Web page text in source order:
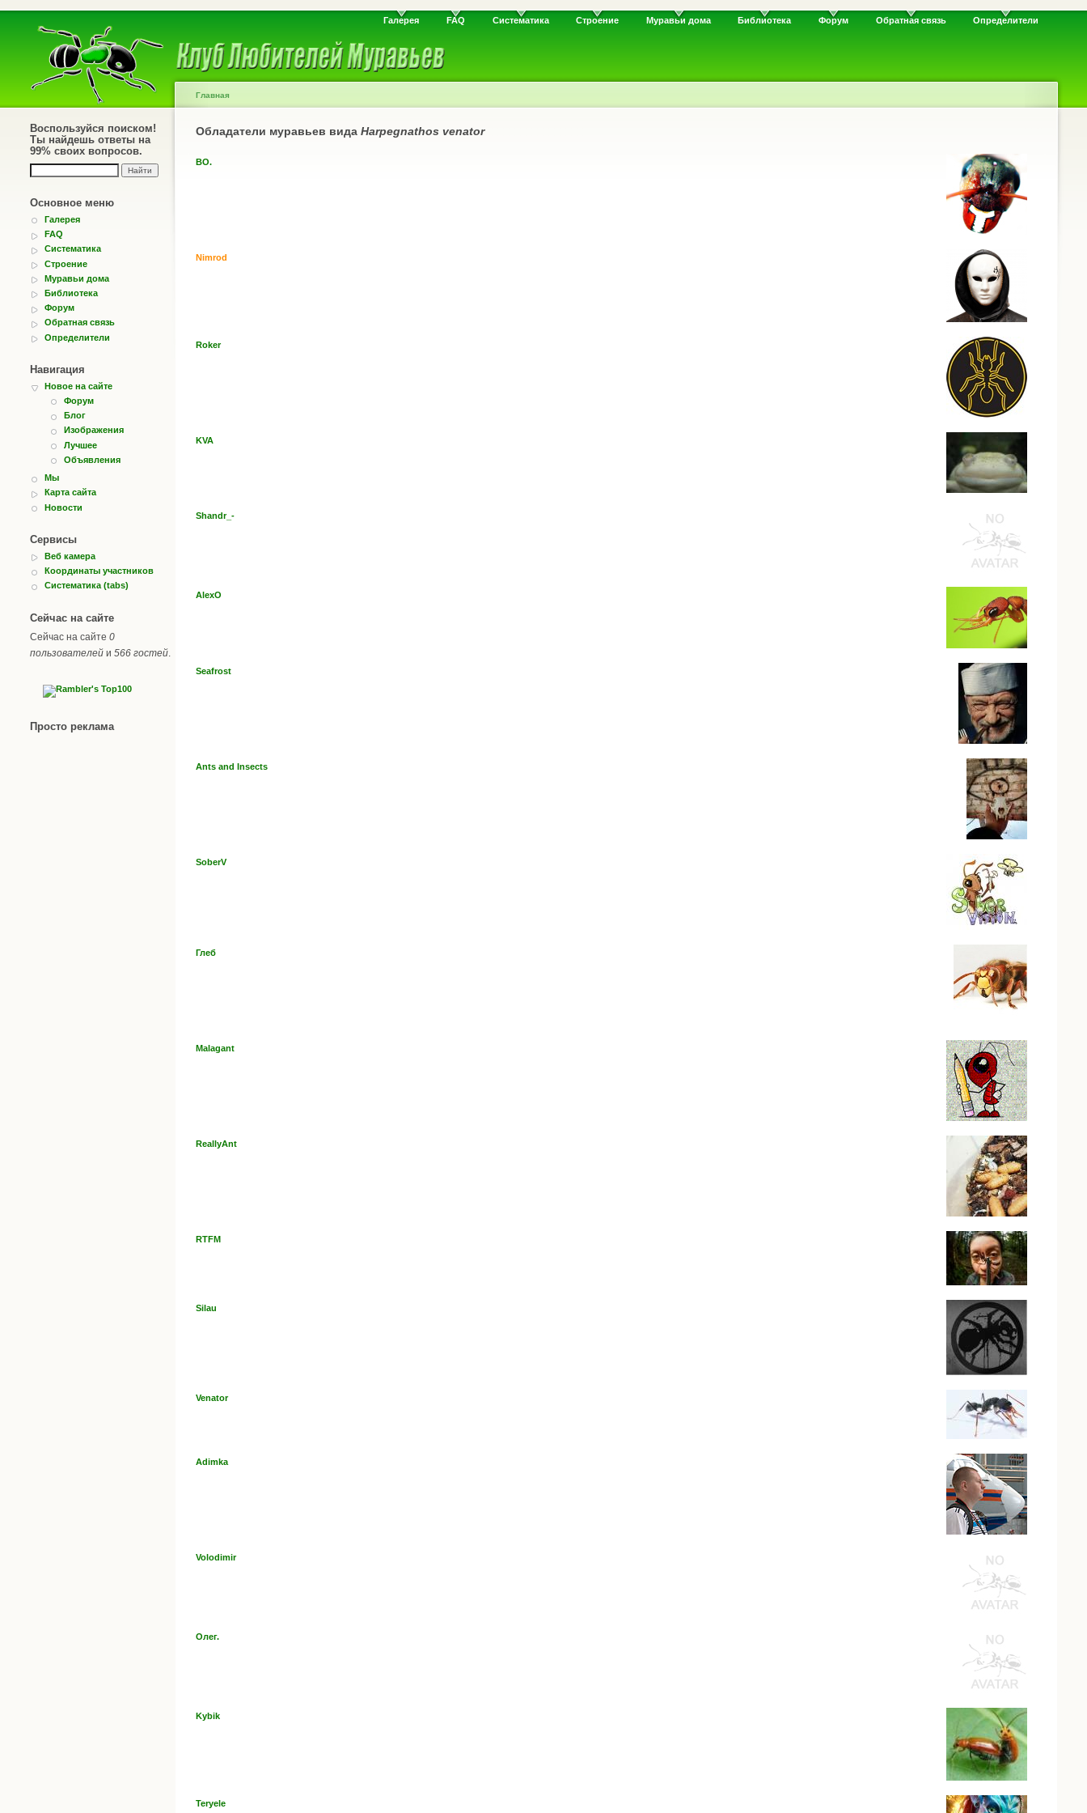
Галерея FAQ Систематика Строение Муравьи дома Библиотека Форум Обратная связь Определители
Воспользуйся поиском!
Ты найдешь ответы на
99% своих вопросов.
Основное меню
Галерея
FAQ
Систематика
Строение
Муравьи дома
Библиотека
Форум
Обратная связь
Определители
Навигация
Новое на сайте
Форум
Блог
Изображения
Лучшее
Объявления
Мы
Карта сайта
Новости
Сервисы
Веб камера
Координаты участников
Систематика (tabs)
Сейчас на сайте
Сейчас на сайте 0
пользователей и 566 гостей
Просто реклама
Главная
Обладатели муравьев вида Harpegnathos venator
BO.
Nimrod
Roker
KVA
Shandr_-
AlexO
Seafrost
Ants and Insects
SoberV
Глеб
Malagant
ReallyAnt
RTFM
Silau
Venator
Adimka
Volodimir
Олег.
Kybik
Teryele